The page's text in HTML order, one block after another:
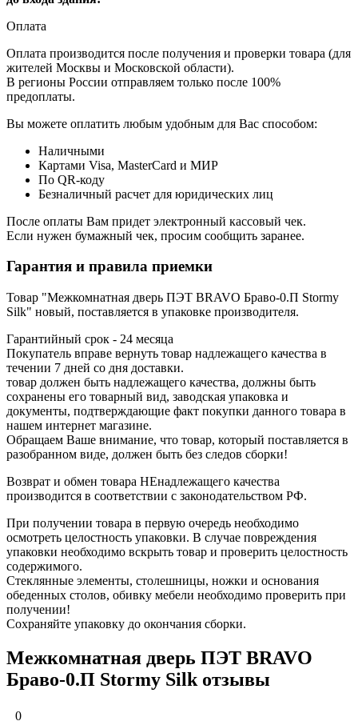
Оплата
Оплата производится после получения и проверки товара (для
жителей Москвы и Московской области).
В регионы России отправляем только после 100%
предоплаты.
Вы можете оплатить любым удобным для Вас способом:
Наличными
Картами Visa, MasterCard и МИР
По QR-коду
Безналичный расчет для юридических лиц
После оплаты Вам придет электронный кассовый чек.
Если нужен бумажный чек, просим сообщить заранее.
Гарантия и правила приемки
Товар "Межкомнатная дверь ПЭТ BRAVO Браво-0.П Stormy
Silk" новый, поставляется в упаковке производителя.
Гарантийный срок - 24 месяца
Покупатель вправе вернуть товар надлежащего качества в
течении 7 дней со дня доставки.
товар должен быть надлежащего качества, должны быть
сохранены его товарный вид, заводская упаковка и
документы, подтверждающие факт покупки данного товара в
нашем интернет магазине.
Обращаем Ваше внимание, что товар, который поставляется в
разобранном виде, должен быть без следов сборки!
Возврат и обмен товара НЕнадлежащего качества
производится в соответствии с законодательством РФ.
При получении товара в первую очередь необходимо
осмотреть целостность упаковки. В случае повреждения
упаковки необходимо вскрыть товар и проверить целостность
содержимого.
Стеклянные элементы, столешницы, ножки и основания
обеденных столов, обивку мебели необходимо проверить при
получении!
Сохраняйте упаковку до окончания сборки.
Межкомнатная дверь ПЭТ BRAVO
Браво-0.П Stormy Silk отзывы
0